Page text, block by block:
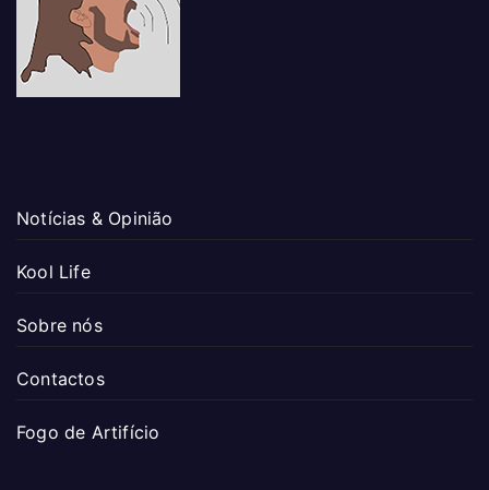
Notícias & Opinião
Kool Life
Sobre nós
Contactos
Fogo de Artifício